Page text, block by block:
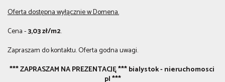
Oferta dostępna wyłącznie w Domena.
Cena -3,03 zł/m2.
Zapraszam do kontaktu. Oferta godna uwagi.
*** ZAPRASZAM NA PREZENTACJĘ *** bialystok - nieruchomosci
pl ***